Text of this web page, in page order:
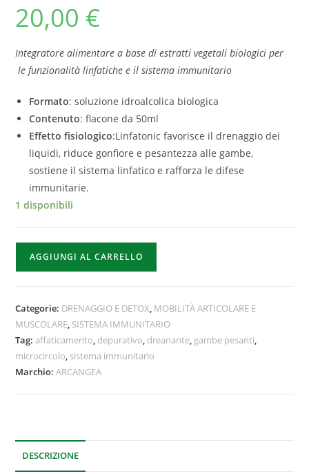
20,00 €
Integratore alimentare a base di estratti vegetali biologici per
le funzionalità linfatiche e il sistema immunitario
Formato: soluzione idroalcolica biologica
Contenuto: flacone da 50ml
Effetto fisiologico:Linfatonic favorisce il drenaggio dei
liquidi, riduce gonfiore e pesantezza alle gambe,
sostiene il sistema linfatico e rafforza le difese
immunitarie.
1 disponibili
AGGIUNGI AL CARRELLO
Categorie: DRENAGGIO E DETOX, MOBILITÀ ARTICOLARE E
MUSCOLARE, SISTEMA IMMUNITARIO
Tag:affaticamento, depurativo, dreanante, gambe pesanti,
microcircolo, sistema immunitario
Marchio:ARCANGEA
DESCRIZIONE